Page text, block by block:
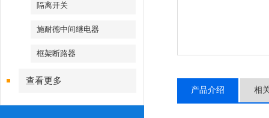
隔离开关
施耐德中间继电器
框架断路器
查看更多
产品介绍 相